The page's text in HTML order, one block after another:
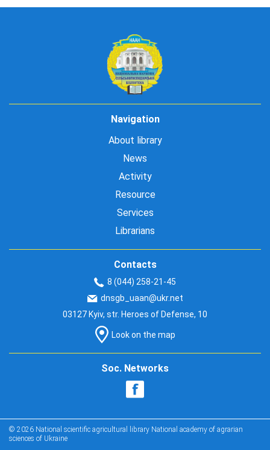
Navigation
About library
News
Activity
Resource
Services
Librarians
Contacts
8 (044) 258-21-45
dnsgb_uaan@ukr.net
03127 Kyiv, str. Heroes of Defense, 10
Look on the map
Soc. Networks
© 2026 National scientific agricultural library National academy of agrarian
sciences of Ukraine